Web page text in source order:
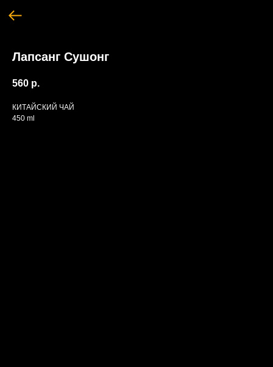
Лапсанг Сушонг
560 р.
КИТАЙСКИЙ ЧАЙ
450 ml